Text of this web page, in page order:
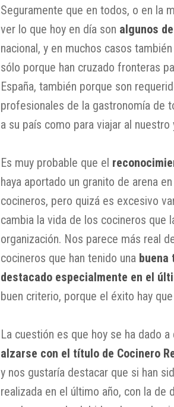
Seguramente que en todos, o en la
ver lo que hoy en día son algunos
nacional, y en muchos casos
sólo porque han cruzado fronteras
España, también porque son
profesionales de la gastronomía de
a su país como para viajar al
Es muy probable que el
haya aportado un granito de arena
cocineros, pero quizá es excesivo
cambia la vida de los cocineros que
organización. Nos parece más real
cocineros que han tenido una buena
destacado especialmente en el
buen criterio, porque el éxito hay
La cuestión es que hoy se ha dado
alzarse con el título de Cocinero
y nos gustaría destacar que si han
realizada en el último año, con la